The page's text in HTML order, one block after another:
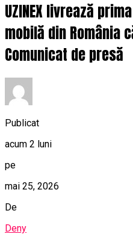
UZINEX livrează
mobilă din România
Comunicat de presă
Publicat
acum 2 luni
pe
mai 25, 2026
De
Deny